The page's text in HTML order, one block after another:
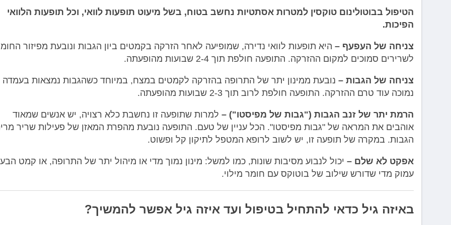
הטיפול בבוטולינום טוקסין למטרות אסתטיות נחשב בטוח, בשל מיעוט תופעות לוואי, וכל תופעות הלוואי
הפיכות.
צניחה של העפעף – היא תופעות לוואי נדירה, שמופיעה לאחר הזרקה בקמטים ביון הגבות ונובעת מפיזור
לשרירים סמוכים למקום ההזרקה. התופעה חולפת תוך 2-4 שבועות מהופעתה.
צניחה של הגבות – נובעת ממינון יתר של התרופה בהזרקה לקמטים במצח, במיוחד כשהגבות נמצאות בעמדה
נמוכה עוד טרם ההזרקה. התופעה חולפת לרוב תוך 2-3 שבועות מהופעתה.
הרמת יתר של זנב הגבות ("גבות של מפיסטו") – למרות שתופעה זו נחשבת כלא רצויה, יש אנשים שמאוד
אוהבים את המראה של "גבות מפיסטו". הכל עניין של טעם. התופעה נובעת מהפרת המאזן של פעילות שריר
הגבות. במקרה של תופעה זו, יש לשוב לרופא המטפל לתיקון קל ופשוט.
אפקט לא שלם – יכול לנבוע מסיבות שונות, כמו למשל: מינון נמוך מדי או מיהול יתר של התרופה, או קמט
עמוק מדי שדורש שילוב של בוטוקס עם חומר מילוי.
באיזה גיל כדאי להתחיל בטיפול ועד איזה גיל אפשר להמשיך?